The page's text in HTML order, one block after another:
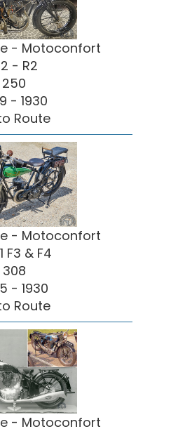
- Motoconfort
- R2
250
- 1930
Route
- Motoconfort
F3 & F4
308
- 1930
Route
- Motoconfort